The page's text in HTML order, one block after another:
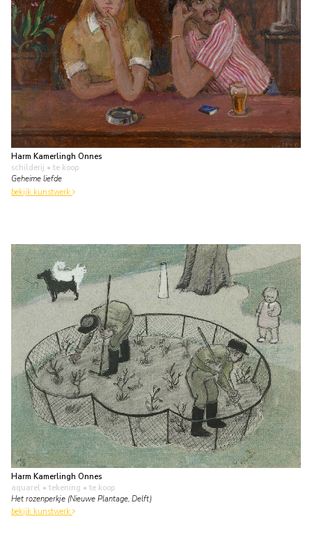
Harm Kamerlingh Onnes
schilderij • te koop
Geheime liefde
bekijk kunstwerk
Harm Kamerlingh Onnes
aquarel • tekening • te koop
Het rozenperkje (Nieuwe Plantage, Delft)
bekijk kunstwerk